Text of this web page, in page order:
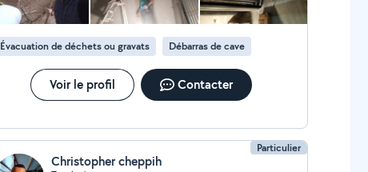
Évacuation de déchets ou gravats Débarras de cave
Voir le profil Contacter
Particulier
Christopher cheppih